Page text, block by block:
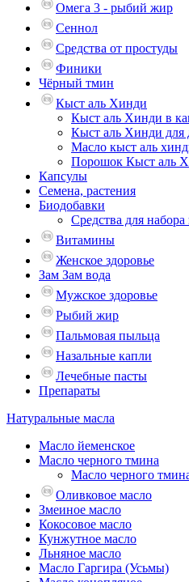
Омега 3 - рыбий жир
Сеннол
Средства от простуды
Финики
Чёрный тмин
Кыст аль Хинди
Кыст аль Хинди в
Кыст аль Хинди для
Масло кыст аль
Порошок Кыст аль
Капсулы
Семена, растения
Биодобавки
Средства для набора
Витамины
Женское здоровье
Зам Зам вода
Мужское здоровье
Рыбий жир
Пальмовая пыльца
Назальные капли
Лечебные пасты
Препараты
Натуральные масла
Масло йеменское
Масло черного тмина
Масло черного
Оливковое масло
Змеиное масло
Кокосовое масло
Кунжутное масло
Льняное масло
Масло Гаргира (Усьмы)